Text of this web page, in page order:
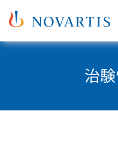
治